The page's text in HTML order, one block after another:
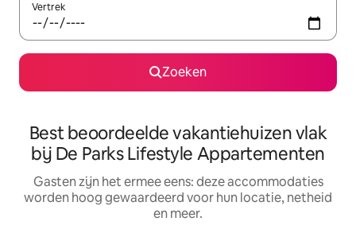
Vertrek
Zoeken
Best beoordeelde vakantiehuizen vlak
bij De Parks Lifestyle Appartementen
Gasten zijn het ermee eens: deze accommodaties
worden hoog gewaardeerd voor hun locatie, netheid
en meer.